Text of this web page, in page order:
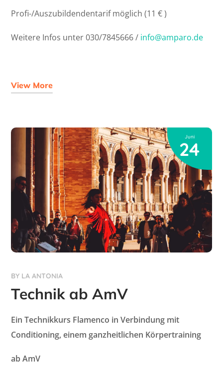
Profi-/Auszubildendentarif möglich (11 € )
Weitere Infos unter 030/7845666 / info@amparo.de
View More
Juni
24
BY LA ANTONIA
Technik ab AmV
Ein Technikkurs Flamenco in Verbindung mit
Conditioning, einem ganzheitlichen Körpertraining
ab AmV